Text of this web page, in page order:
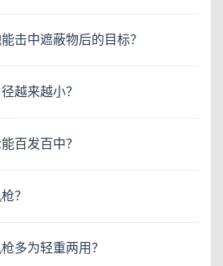
击中遮蔽物后的目标？
越来越小？
百发百中？
？
多为轻重两用？